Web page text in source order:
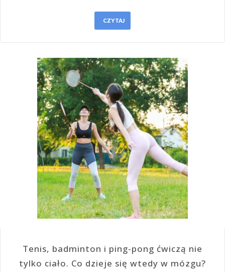
CZYTAJ
Tenis, badminton i ping-pong ćwiczą nie
tylko ciało. Co dzieje się wtedy w mózgu?